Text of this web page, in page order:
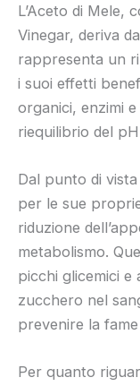
L’Aceto di Mele,
Vinegar, deriva
rappresenta un
i suoi effetti
organici, enzimi
riequilibrio del
Dal punto di
per le sue
riduzione
metabolismo.
picchi glicemici e
zucchero nel
prevenire la
Per quanto